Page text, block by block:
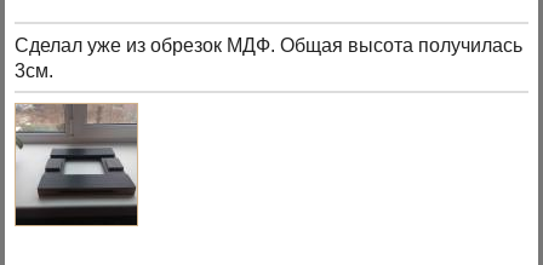
Сделал уже из обрезок МДФ. Общая высота получилась
3см.